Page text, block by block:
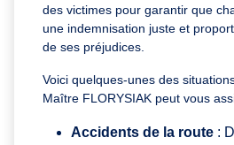
des victimes pour garantir que
une indemnisation juste et
de ses préjudices.
Voici quelques-unes des
Maître FLORYSIAK peut vous
Accidents de la route :